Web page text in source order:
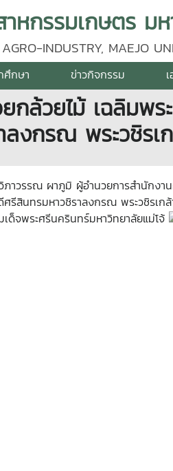
หกรรมเกษตร ม
INDUSTRY, MAEJO
ศึกษา ข่าวกิจกรรม
กล้วยไม้ เฉลิมพ
งกรณ พระวชิรเ
าวรรณ ผาภูมิ ผู้อำนวยการสำนักง
รีสินทรมหาวชิราลงกรณ พระวชิรเ
ด็จพระศรีนครินทร์มหาวิทยาลัยแม่โจ้